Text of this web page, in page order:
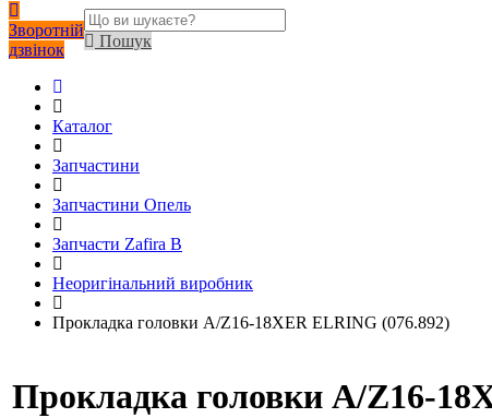
Зворотній
дзвінок
Пошук
Каталог
Запчастини
Запчастини Опель
Запчасти Zafira B
Неоригінальний виробник
Прокладка головки A/Z16-18XER ELRING (076.892)
Прокладка головки A/Z16-